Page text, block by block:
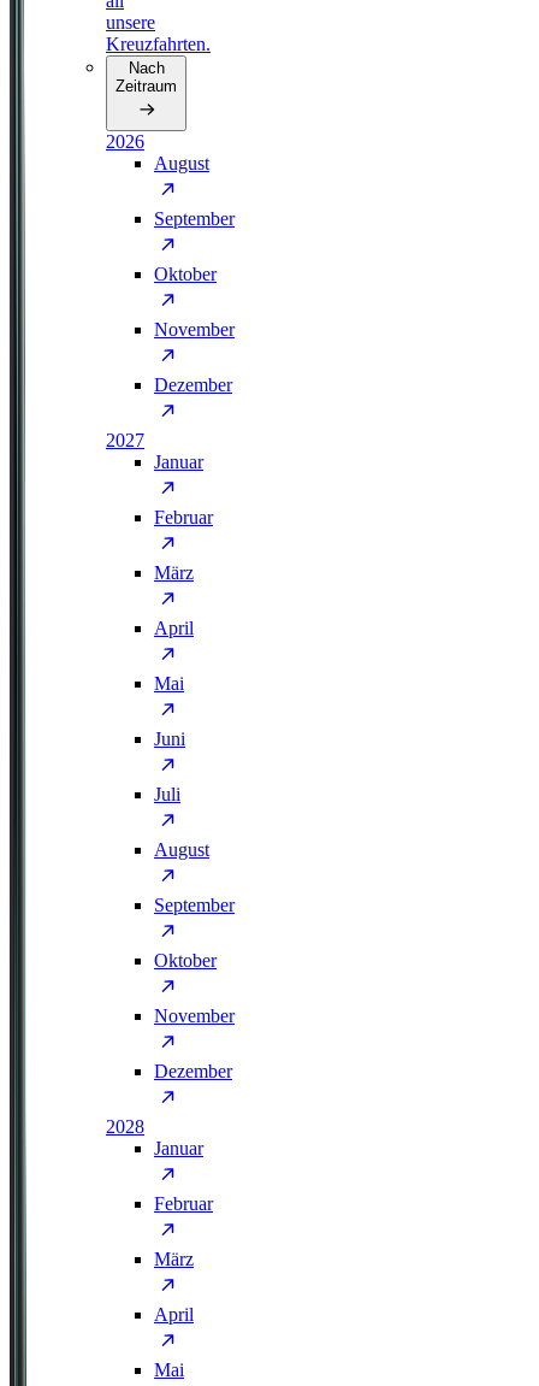
unsere
Kreuzfahrten.
Nach
Zeitraum
2026
August
September
Oktober
November
Dezember
2027
Januar
Februar
März
April
Mai
Juni
Juli
August
September
Oktober
November
Dezember
2028
Januar
Februar
März
April
Mai